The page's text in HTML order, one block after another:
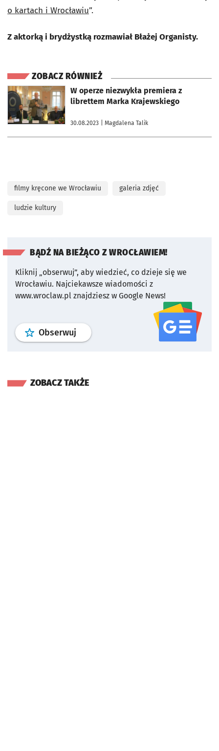
o kartach i Wrocławiu”.
Z aktorką i brydżystką rozmawiał Błażej Organisty.
ZOBACZ RÓWNIEŻ
W operze niezwykła premiera z
librettem Marka Krajewskiego
30.08.2023 | Magdalena Talik
otworzy się w nowej karcie
filmy kręcone we Wrocławiu galeria zdjęć
ludzie kultury
BĄDŹ NA BIEŻĄCO Z WROCŁAWIEM!
Kliknij „obserwuj”, aby wiedzieć, co dzieje się we
Wrocławiu. Najciekawsze wiadomości z
www.wroclaw.pl znajdziesz w Google News!
Obserwuj profil serwisu
ZOBACZ TAKŻE